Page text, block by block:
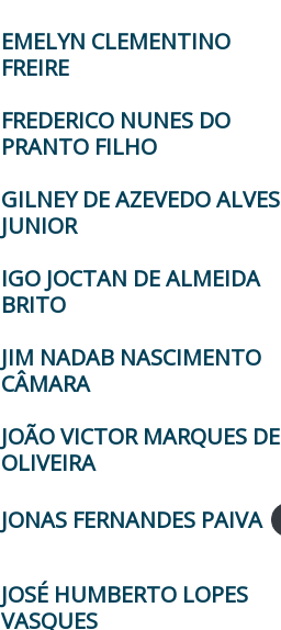
EMELYN CLEMENTINO
FREIRE
FREDERICO NUNES DO
PRANTO FILHO
GILNEY DE AZEVEDO ALVES
JUNIOR
IGO JOCTAN DE ALMEIDA
BRITO
JIM NADAB NASCIMENTO
CÂMARA
JOÃO VICTOR MARQUES DE
OLIVEIRA
JONAS FERNANDES PAIVA
JOSÉ HUMBERTO LOPES
VASQUES